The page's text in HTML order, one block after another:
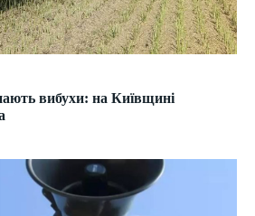
вибухи: на Київщині